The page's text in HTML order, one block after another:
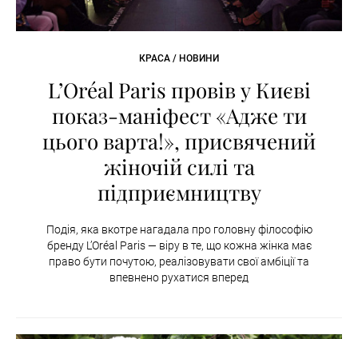
КРАСА / НОВИНИ
L’Oréal Paris провів у Києві
показ-маніфест «Адже ти
цього варта!», присвячений
жіночій силі та
підприємництву
Подія, яка вкотре нагадала про головну філософію
бренду L’Oréal Paris — віру в те, що кожна жінка має
право бути почутою, реалізовувати свої амбіції та
впевнено рухатися вперед